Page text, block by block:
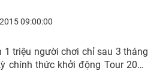
09:00:00
1 triệu người chơi chỉ sau 3 tháng
chính thức khởi động Tour 2015